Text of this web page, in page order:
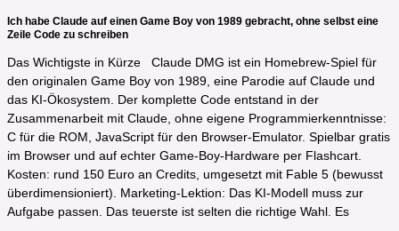
Ich habe Claude auf einen Game Boy von 1989 gebracht, ohne selbst eine
Zeile Code zu schreiben
Das Wichtigste in Kürze​ Claude DMG ist ein Homebrew-Spiel für
den originalen Game Boy von 1989, eine Parodie auf Claude und
das KI-Ökosystem. Der komplette Code entstand in der
Zusammenarbeit mit Claude, ohne eigene Programmierkenntnisse:
C für die ROM, JavaScript für den Browser-Emulator. Spielbar gratis
im Browser und auf echter Game-Boy-Hardware per Flashcart.
Kosten: rund 150 Euro an Credits, umgesetzt mit Fable 5 (bewusst
überdimensioniert). Marketing-Lektion: Das KI-Modell muss zur
Aufgabe passen. Das teuerste ist selten die richtige Wahl. Es